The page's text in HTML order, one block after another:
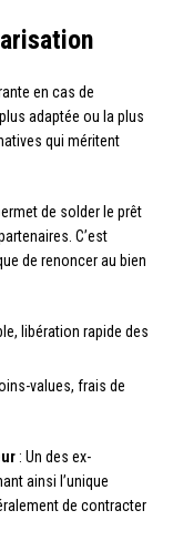
en cas de
adaptée ou la plus
qui méritent
de solder le prêt
C’est
de renoncer au bien
libération rapide des
values, frais de
: Un des ex-
ainsi l’unique
de contracter